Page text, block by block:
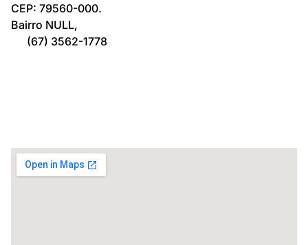
CEP: 79560-000.
Bairro NULL,
(67) 3562-1778